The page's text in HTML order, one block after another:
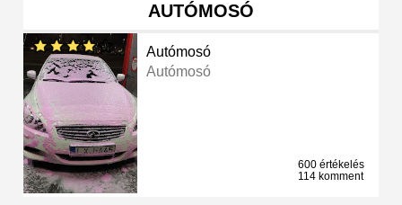
AUTÓMOSÓ
Autómosó
Autómosó
600 értékelés
114 komment